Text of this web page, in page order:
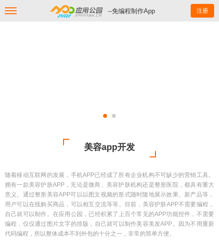
--免编程制作App 注册
美容app开发
随着移动互联网的发展，手机APP已经成了所有企业机构不可缺少的营销工具。
拥有一款美容护肤APP，无论是微商、美容护肤机构还是整形医院，都具有重大
意义。通过整形美容APP可以以图文视频的形式随时随地展示效果、新产品等，
用户可以在线购买商品，可以相互交流等等。目前，美容护肤APP不需要编程，
自己就可以制作。在应用公园，已经积累了上百个常见的APP功能控件，不需要
编程，仅仅通过图片文字的排版，自己就可以制作美容美发APP。因为不用重新
代码编程，所以整体成本不到外包的十分之一，非常的简单方便。